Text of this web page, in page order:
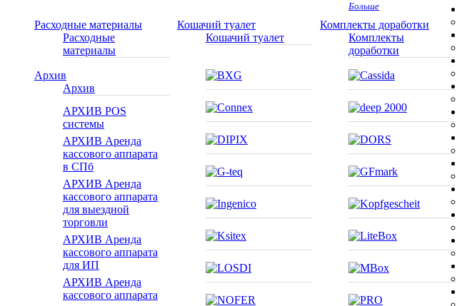
Больше
Расходные материалы
Расходные
материалы
Кошачий туалет
Кошачий туалет
Комплекты доработки
Комплекты
доработки
Архив
Архив
АРХИВ POS
системы
АРХИВ Аренда
кассового аппарата
в СПб
АРХИВ Аренда
кассового аппарата
для выездной
торговли
АРХИВ Аренда
кассового аппарата
для ИП
АРХИВ Аренда
кассового аппарата